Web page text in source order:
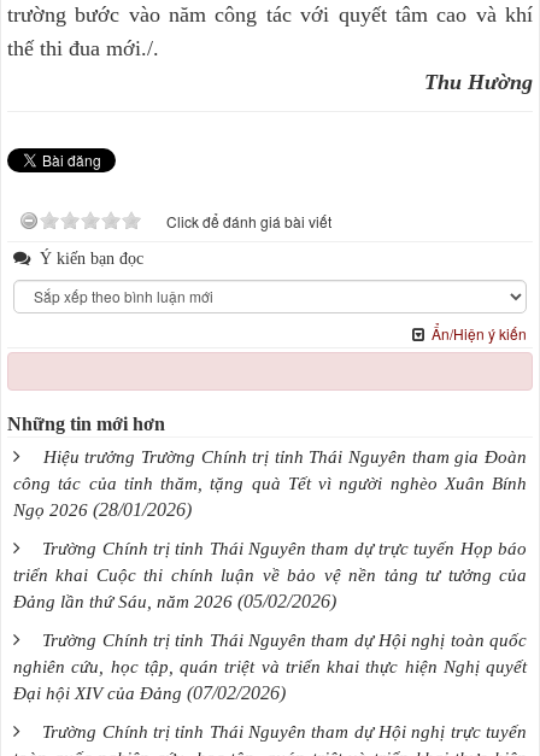
trường bước vào năm công tác với quyết tâm cao và khí
thế thi đua mới./.
Thu Hường
Click để đánh giá bài viết
Ý kiến bạn đọc
Ẩn/Hiện ý kiến
Những tin mới hơn
Hiệu trưởng Trường Chính trị tỉnh Thái Nguyên tham gia Đoàn
công tác của tỉnh thăm, tặng quà Tết vì người nghèo Xuân Bính
Ngọ 2026 (28/01/2026)
Trường Chính trị tỉnh Thái Nguyên tham dự trực tuyến Họp báo
triển khai Cuộc thi chính luận về bảo vệ nền tảng tư tưởng của
Đảng lần thứ Sáu, năm 2026 (05/02/2026)
Trường Chính trị tỉnh Thái Nguyên tham dự Hội nghị toàn quốc
nghiên cứu, học tập, quán triệt và triển khai thực hiện Nghị quyết
Đại hội XIV của Đảng (07/02/2026)
Trường Chính trị tỉnh Thái Nguyên tham dự Hội nghị trực tuyến